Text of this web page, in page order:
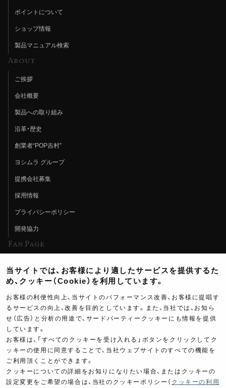
ポイントについて
ショップ情報
製品マニュアル検索
About
ご挨拶
会社概要
製品への取り組み
沿革・歴史
創業者“POP吉村”
ヨシムラ グループ
提携会社募集
採用情報
プライバシーポリシー
開発協力
Fan Page
ヨシムラTV
イベント情報
イベントスケジュール
ツーリングブレイクタイム
製品ポスター
当サイトでは、お客様により適したサービスを提供するた
め、クッキー（Cookie）を利用しています。
お客様の利便性向上、当サイトのパフォーマンス改善、お客様に提唱す
るサービスの向上、改善を目的としています。また、当社では、お知ら
せ（広告）と分析の用途で、サードパーティークッキーにも情報を提供
しています。
お客様は、「すべてのクッキーを受け入れる」ボタンをクリックしてク
ッキーの使用に同意することで、当社ウェブサイトのすべての機能を
ご利用頂くことができます。
クッキーについての詳細をお知りになりたい場合、またはクッキーの
設定変更をご希望の場合は、当社のクッキーポリシー（ クッキーの利用